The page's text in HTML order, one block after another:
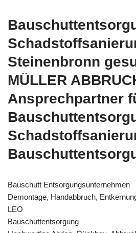
Steinenbronn
MÜLLER
Ansprechpartner
Bauschutt Entsorgungsunternehmen
Demontage, Handabbruch,
LEO
Bauschuttentsorgung